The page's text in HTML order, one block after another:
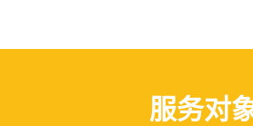
服务对